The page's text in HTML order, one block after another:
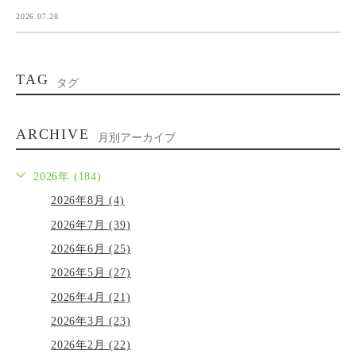
2026.07.28
TAG タグ
ARCHIVE 月別アーカイブ
2026年 (184)
2026年8月 (4)
2026年7月 (39)
2026年6月 (25)
2026年5月 (27)
2026年4月 (21)
2026年3月 (23)
2026年2月 (22)